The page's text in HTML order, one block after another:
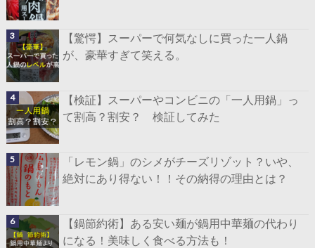
【驚愕】スーパーで何気なしに買った一人鍋
が、豪華すぎて笑える。
【検証】スーパーやコンビニの「一人用鍋」っ
て割高？割安？ 検証してみた
「レモン鍋」のシメがチーズリゾット？いや、
絶対にあり得ない！！その納得の理由とは？
【鍋節約術】ある安い麺が鍋用中華麺の代わり
になる！美味しく食べる方法も！